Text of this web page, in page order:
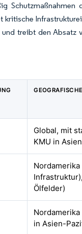
treibt den
Global, mit
KMU in
Ölfelder)
in Asien-